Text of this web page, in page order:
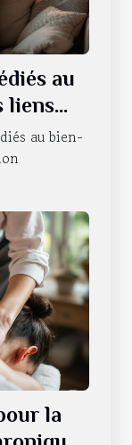
au
liens
au bien-
la